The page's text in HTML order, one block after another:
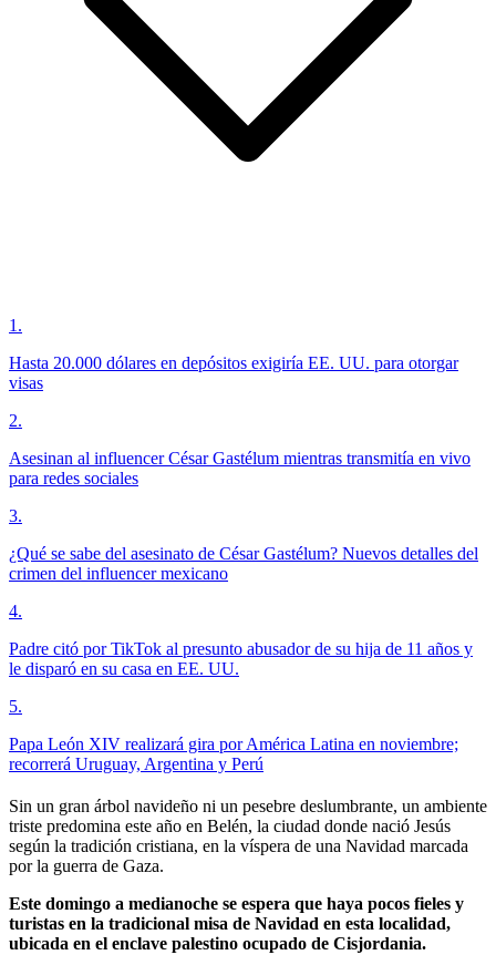
1 .
Hasta 20.000 dólares en depósitos exigiría EE. UU. para otorgar
visas
2.
Asesinan al influencer César Gastélum mientras transmitía en vivo
para redes sociales
3.
¿Qué se sabe del asesinato de César Gastélum? Nuevos detalles del
crimen del influencer mexicano
4.
Padre citó por TikTok al presunto abusador de su hija de 11 años y
le disparó en su casa en EE. UU.
5.
Papa León XIV realizará gira por América Latina en noviembre;
recorrerá Uruguay, Argentina y Perú
Sin un gran árbol navideño ni un pesebre deslumbrante, un ambiente
triste predomina este año en Belén, la ciudad donde nació Jesús
según la tradición cristiana, en la víspera de una Navidad marcada
por la guerra de Gaza.
Este domingo a medianoche se espera que haya pocos fieles y
turistas en la tradicional misa de Navidad en esta localidad,
ubicada en el enclave palestino ocupado de Cisjordania.